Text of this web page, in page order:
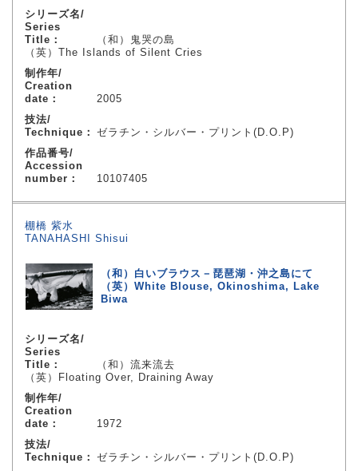
シリーズ名/
Series
Title：
（和）鬼哭の島
（英）The Islands of Silent Cries
制作年/
Creation
date：
2005
技法/
Technique： ゼラチン・シルバー・プリント(D.O.P)
作品番号/
Accession
number：
10107405
棚橋 紫水
TANAHASHI Shisui
（和）白いブラウス－琵琶湖・沖之島にて
（英）White Blouse, Okinoshima, Lake
Biwa
シリーズ名/
Series
Title：
（和）流来流去
（英）Floating Over, Draining Away
制作年/
Creation
date：
1972
技法/
Technique： ゼラチン・シルバー・プリント(D.O.P)